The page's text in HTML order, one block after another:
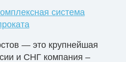
система
— это крупнейшая
и СНГ компания –